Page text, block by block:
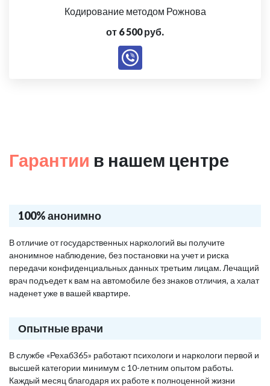
Кодирование методом Рожнова
от 6 500 руб.
Гарантии в нашем центре
100% анонимно
В отличие от государственных наркологий вы получите
анонимное наблюдение, без постановки на учет и риска
передачи конфиденциальных данных третьим лицам. Лечащий
врач подъедет к вам на автомобиле без знаков отличия, а халат
наденет уже в вашей квартире.
Опытные врачи
В службе «Рехаб365» работают психологи и наркологи первой и
высшей категории минимум с 10-летним опытом работы.
Каждый месяц благодаря их работе к полноценной жизни